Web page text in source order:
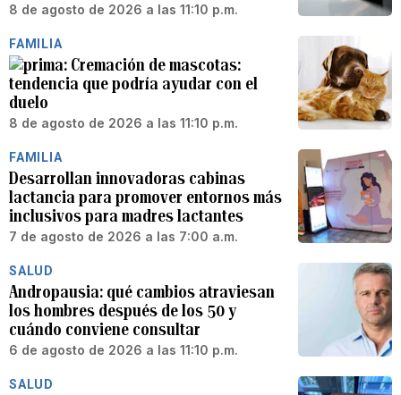
8 de agosto de 2026 a las 11:10 p.m.
FAMILIA
Cremación de mascotas:
tendencia que podría ayudar con el
duelo
8 de agosto de 2026 a las 11:10 p.m.
FAMILIA
Desarrollan innovadoras cabinas
lactancia para promover entornos más
inclusivos para madres lactantes
7 de agosto de 2026 a las 7:00 a.m.
SALUD
Andropausia: qué cambios atraviesan
los hombres después de los 50 y
cuándo conviene consultar
6 de agosto de 2026 a las 11:10 p.m.
SALUD